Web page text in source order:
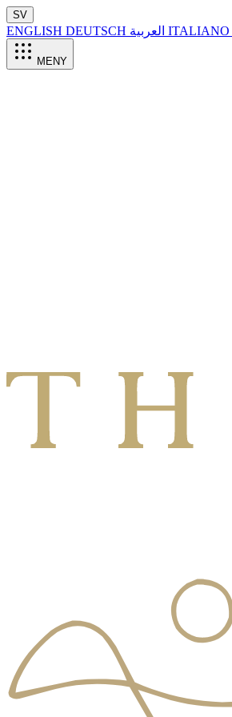
SV
ENGLISH DEUTSCH ITALIANO
MENY